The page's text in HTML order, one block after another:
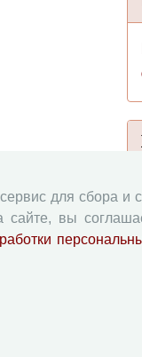
для сбора и
сайте, вы